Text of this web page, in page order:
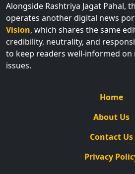
Alongside Rashtriya Jagat Pahal,
operates another digital news
Vision, which shares the same
credibility, neutrality, and
to keep readers well-informed
issues.
Home
About Us
Contact Us
Privacy